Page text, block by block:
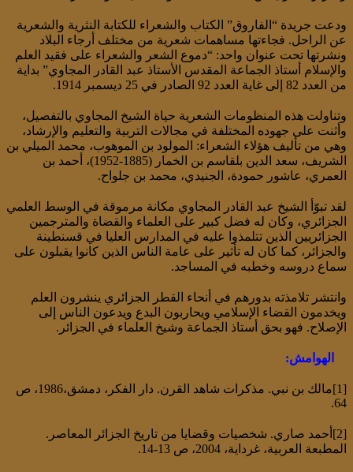
ودعت جريدة “الفاروق” الكتاب والشعراء للكتابة النثرية والشعرية
عن الراحل. فجاءتها مساهمات شعرية من مختلف أرجاء البلاد
ونشرتها تحت عنوان واحد: “دموع الشعر والشعراء على فقيد العلم
والإسلام أستاذ الجماعة المقدس الأستاذ عبد القادر المجاوي” بداية
من العدد 82 إلى غاية العدد 92 الصادر في 25 ديسمبر 1914.
وتناولت هذه المنظومات الشعرية حياة الشيخ المجاوي بالتفصيل،
وأثنت على جهوده المختلفة في مجالات التربية والتعليم والإرشاد،
وهي من تأليف هؤلاء الشعراء: المولود بن الموهوب، محمد الميلي بن
الشريف، سعد الدين بلقاسم بن الخمار (1885-1952)، أحمد بن
العمري، عاشور حمودة، الجنيدي، محمد بن جلواح.
لقد تبوّأ الشيخ عبد القادر المجاوي مكانة مرموقة في الوسط العلمي
الجزائري، وكان له فضل كبير على العلماء والقضاة والمترجمين
الجزائريين الذين تتلمذوا عليه في المدارس العليا في قسنطينة
والجزائر، كما كان له تأثير على عامة الناس الذين كانوا يقبلون على
سماع دروسه وخطبه في المساجد.
وانتشر تلامذته بدورهم في أنحاء القطر الجزائري ينشرون العلم
ويخدمون القضاء الإسلامي ويحاربون البدع ويدعون الناس إلى
الإصلاح. فهو بحق أستاذ الجماعة وشيخ العلماء في الجزائر.
الهوامش:
[1]مالك بن نبي. مذكرات شاهد القرن. دار الفكر، دمشق،1986، ص
64.
[2]أحمد صاري. شخصيات وقضايا من تاريخ الجزائر المعاصر.
المطبعة العربية، غرداية، 2004، ص 13-14.